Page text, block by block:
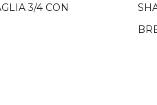
3/4 CON